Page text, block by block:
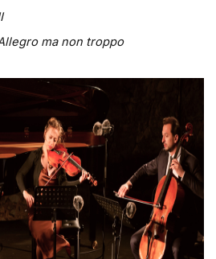
ma non troppo